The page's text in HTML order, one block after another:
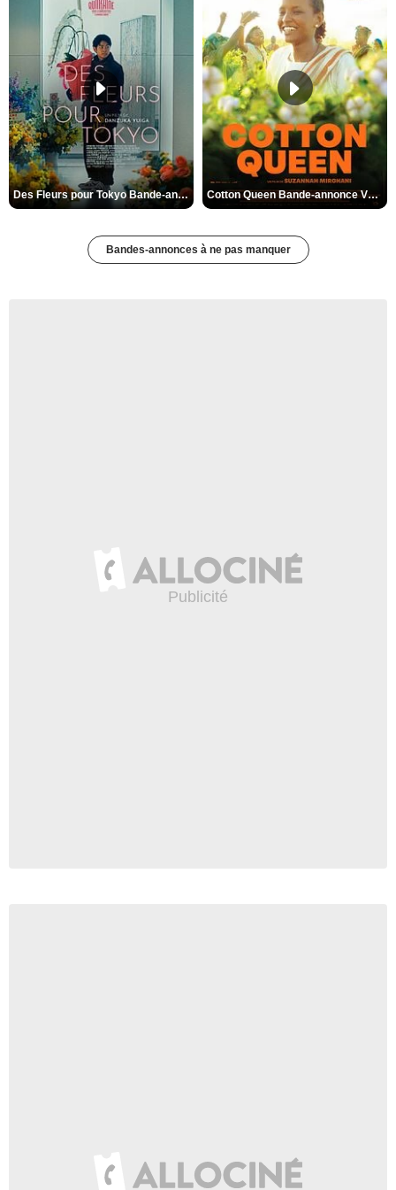
Des Fleurs pour Tokyo Bande-annonce VO STFR Cotton Queen Bande-annonce VO STFR
Bandes-annonces à ne pas manquer